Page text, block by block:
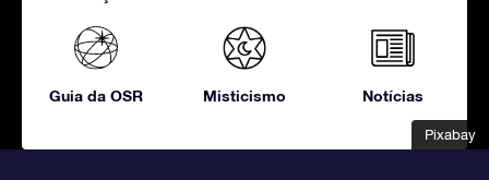
Pixabay
Pixabay
Guia da OSR Misticismo Notícias